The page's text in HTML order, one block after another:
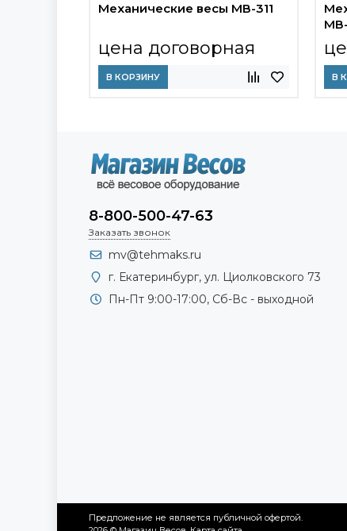
Механические весы МВ-311
цена договорная
В КОРЗИНУ В
8-800-500-47-63
Заказать звонок
mv@tehmaks.ru
г. Екатеринбург, ул. Циолковского 73
Пн-Пт 9:00-17:00, Сб-Вс - выходной
Предложение не является публичной офертой.